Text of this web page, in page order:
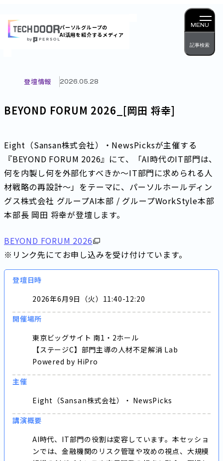
容
を
パーソルグループの
AI活用を紹介するメディア
MENU
記事検索
登壇情報 2026.05.28
BEYOND FORUM 2026_[岡田 将幸]
Eight（Sansan株式会社）・NewsPicksが主催する
『BEYOND FORUM 2026』にて、「AI時代のIT部門は、
何を内製し何を外部化すべきか〜IT部門に求められる人
材戦略の再設計〜」をテーマに、パーソルホールディン
グス株式会社 グループAI本部 / グループWorkStyle本部
本部長 岡田 将幸が登壇します。
BEYOND FORUM 2026
※リンク先にてお申し込みを受け付けています。
登壇日時
2026年6月9日（火）11:40-12:20
開催場所
東京ビッグサイト 南1・2ホール
【ステージC】部門主導の人材不足解消 Lab
Powered by HiPro
主催
Eight（Sansan株式会社）・ NewsPicks
講演概要
AI時代、IT部門の役割は変容しています。本セッショ
ンでは、金融機関のリスク管理や攻めの視点、大規模